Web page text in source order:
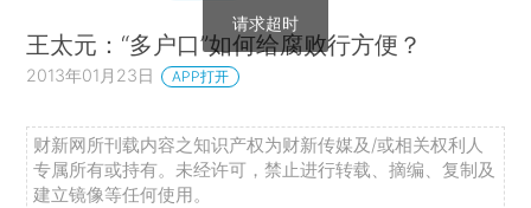
王太元：“多户口”如何给腐败行方便？
2013年01月23日 APP打开
财新网所刊载内容之知识产权为财新传媒及/或相关权利人
专属所有或持有。未经许可，禁止进行转载、摘编、复制及
建立镜像等任何使用。
请求超时